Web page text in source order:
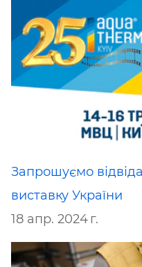
Запрошуємо
виставку України
18 апр. 2024 г.